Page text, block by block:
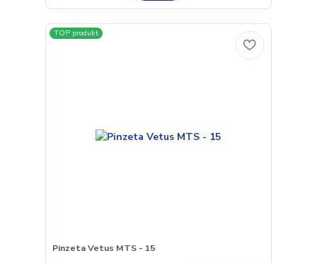
TOP produkt
Pinzeta Vetus MTS - 15